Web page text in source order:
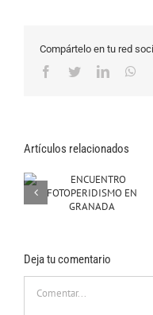
Compártelo en tu red
Facebook
Twitter
Artículos relacionados
Deja tu comentario